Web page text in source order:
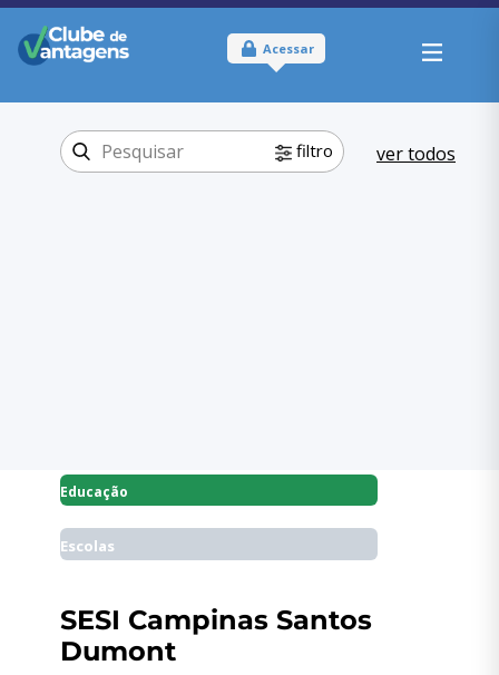
Acessar
filtro ver todos
Educação
Escolas
SESI Campinas Santos
Dumont